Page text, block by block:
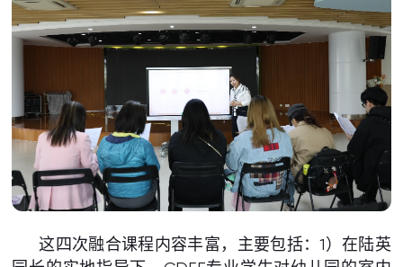
这四次融合课程内容丰富，主要包括：1）在陆英